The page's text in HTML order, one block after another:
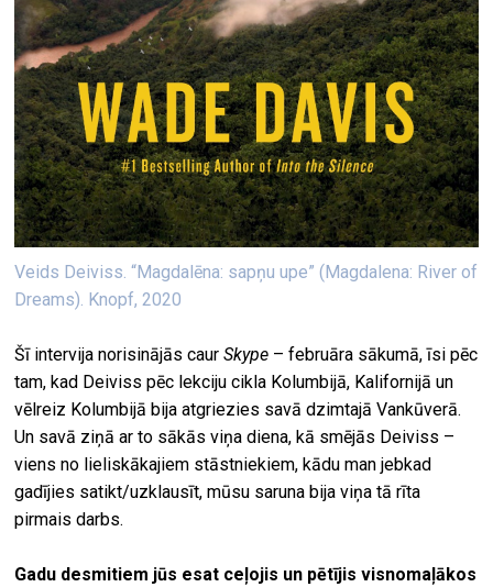
Veids Deiviss. “Magdalēna: sapņu upe” (Magdalena: River of
Dreams). Knopf, 2020
Šī intervija norisinājās caurSkype – februāra sākumā, īsi pēc
tam, kad Deiviss pēc lekciju cikla Kolumbijā, Kalifornijā un
vēlreiz Kolumbijā bija atgriezies savā dzimtajā Vankūverā.
Un savā ziņā ar to sākās viņa diena, kā smējās Deiviss –
viens no lieliskākajiem stāstniekiem, kādu man jebkad
gadījies satikt/uzklausīt, mūsu saruna bija viņa tā rīta
pirmais darbs.
Gadu desmitiem jūs esat ceļojis un pētījis visnomaļākos